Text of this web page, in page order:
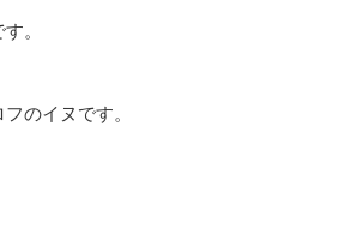
。
のイヌです。